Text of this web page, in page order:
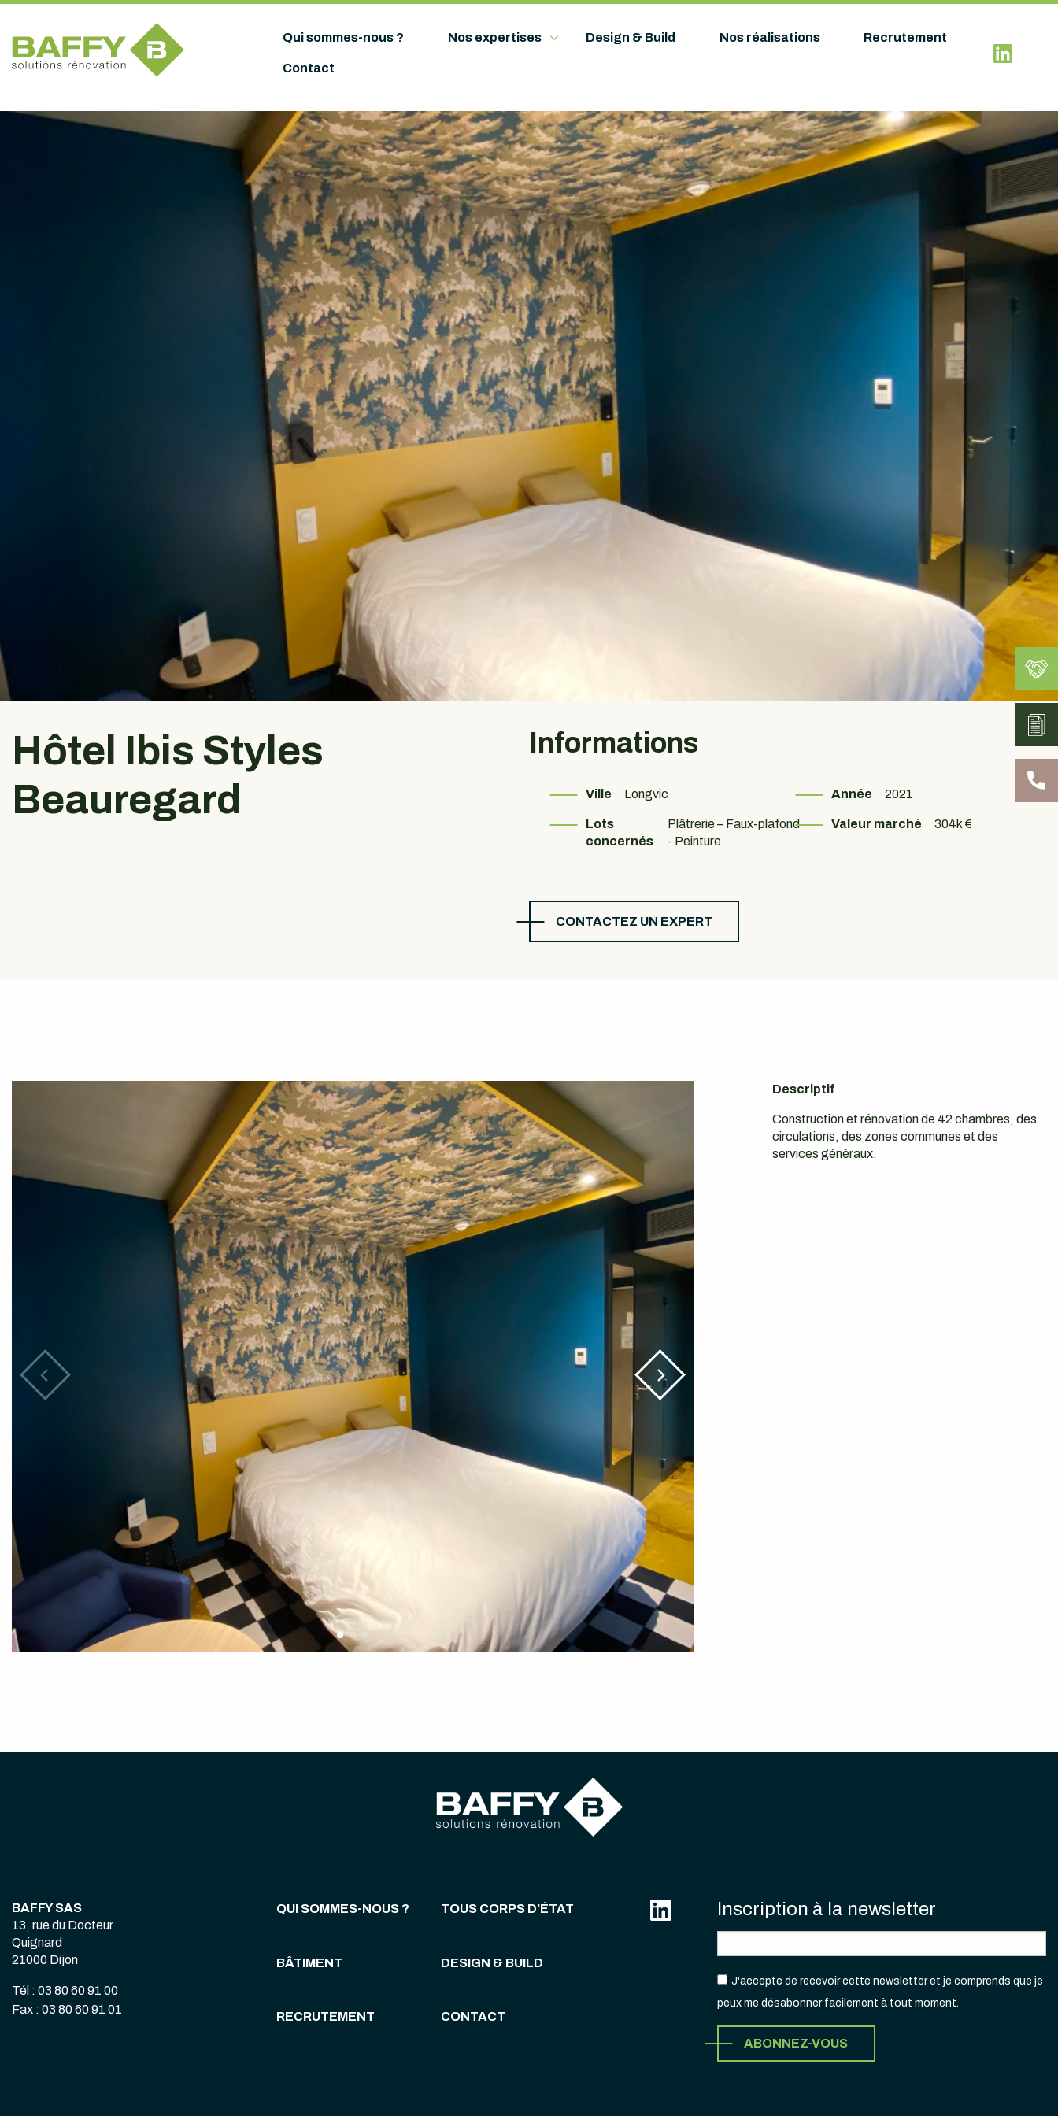
Qui sommes-nous ? Nos expertises Design & Build Nos réalisations Recrutement
Contact
Hôtel Ibis Styles
Beauregard
Informations
Ville Longvic Année 2021
Lots
concernés
Plâtrerie – Faux-plafond
- Peinture
Valeur marché 304k €
CONTACTEZ UN EXPERT
Descriptif
Construction et rénovation de 42 chambres, des
circulations, des zones communes et des
services généraux.
BAFFY SAS
13, rue du Docteur
Quignard
21000 Dijon
Tél : 03 80 60 91 00
Fax : 03 80 60 91 01
QUI SOMMES-NOUS ? TOUS CORPS D'ÉTAT
BÂTIMENT DESIGN & BUILD
RECRUTEMENT CONTACT
Inscription à la newsletter
J'accepte de recevoir cette newsletter et je comprends que je
peux me désabonner facilement à tout moment.
ABONNEZ-VOUS